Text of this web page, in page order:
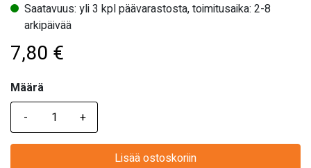
Saatavuus: yli 3 kpl päävarastosta, toimitusaika: 2-8
arkipäivää
7,80 €
Määrä
Määrä
Lisää ostoskoriin